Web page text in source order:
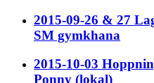
2015-09-26 & 27
SM gymkhana
2015-10-03
Ponny (lokal)